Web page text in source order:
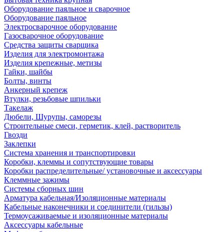
Оборудование паяльное и сварочное
Оборудование паяльное
Электросварочное оборудование
Газосварочное оборудование
Средства защиты сварщика
Изделия для электромонтажа
Изделия крепежные, метизы
Гайки, шайбы
Болты, винты
Анкерный крепеж
Втулки, резьбовые шпильки
Такелаж
Дюбели, Шурупы, саморезы
Строительные смеси, герметик, клей, растворитель
Гвозди
Заклепки
Система хранения и транспортировки
Коробки, клеммы и сопутствующие товары
Коробки распределительные/ установочные и аксессуары
Клеммные зажимы
Системы сборных шин
Арматура кабельная/Изоляционные материалы
Кабельные наконечники и соединители (гильзы)
Термоусаживаемые и изоляционные материалы
Аксессуары кабельные